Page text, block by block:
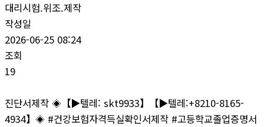
대리시험.위조.제작
작성일
2026-06-25 08:24
조회
19
진단서제작 ◈【▶텔레: skt9933】【▶텔레:+8210-8165-
4934】◈ #건강보험자격득실확인서제작 #고등학교졸업증명서